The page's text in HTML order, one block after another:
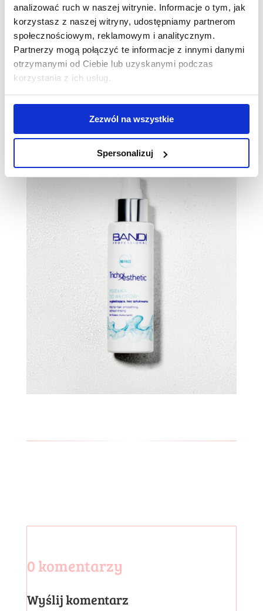
analizować ruch w naszej witrynie. Informacje o tym, jak
korzystasz z naszej witryny, udostępniamy partnerom
społecznościowym, reklamowym i analitycznym.
Partnerzy mogą połączyć te informacje z innymi danymi
otrzymanymi od Ciebie lub uzyskanymi podczas
korzystania z ich usług.
Zezwól na wszystkie
Spersonalizuj
Ujarzmij niesforne włosy i dodaj im
blasku
ZOBACZ
0 komentarzy
Wyślij komentarz